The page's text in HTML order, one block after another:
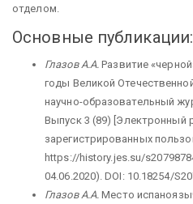
отделом.
Основные публикации:
Глазов А.А. Развитие
годы Великой
научно-образовательный
Выпуск 3 (89) [Электронный
зарегистрированных
https://history.jes.su/
04.06.2020). DOI: 10.18254/
Глазов А.А. Место